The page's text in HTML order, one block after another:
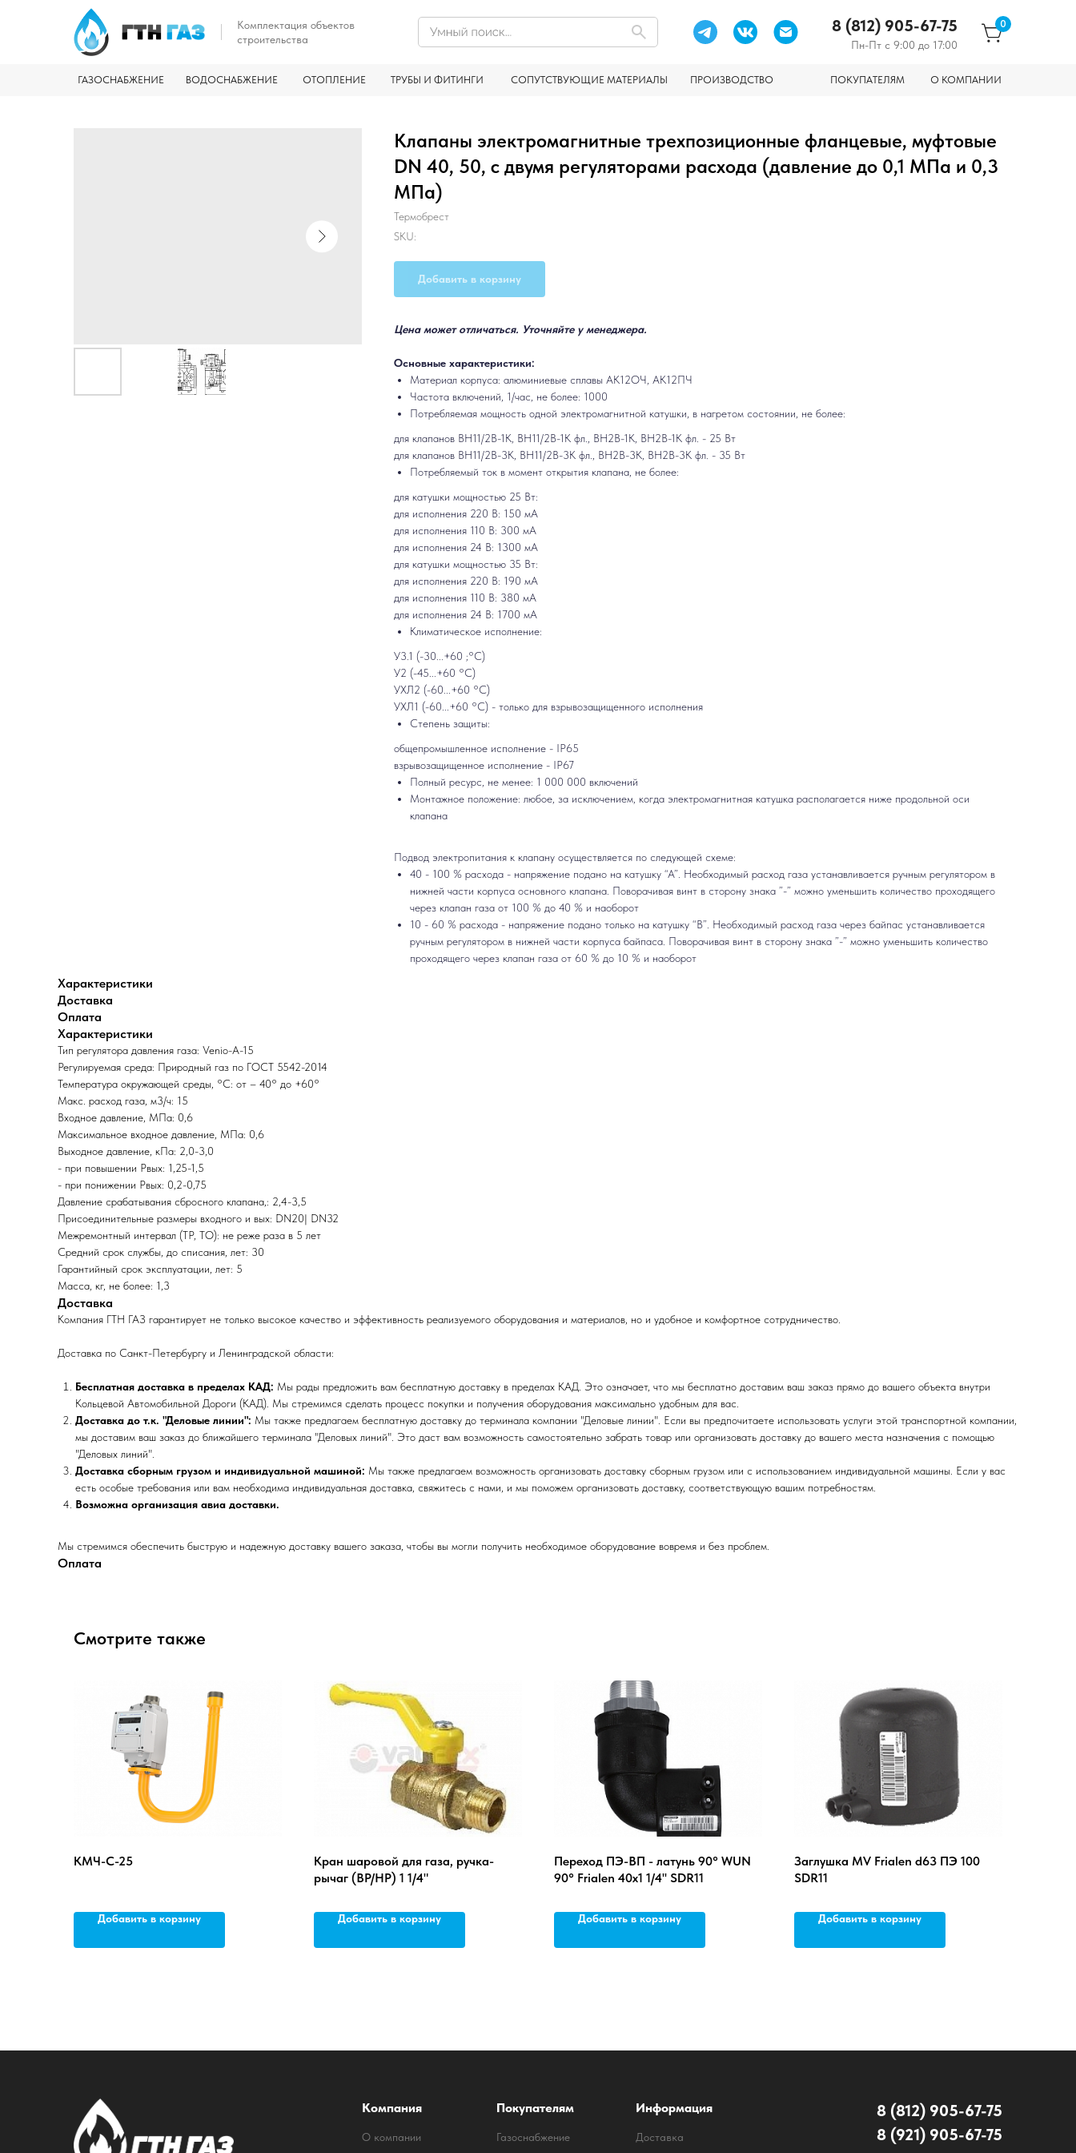
ГАЗОСНАБЖЕНИЕ
Комплектация объектов
строительства
ВОДОСНАБЖЕНИЕ ТРУБЫ И ФИТИНГИ
ОТОПЛЕНИЕ ПОКУПАТЕЛЯМ О КОМПАНИИ
8 (812) 905-67-75
Пн-Пт с 9:00 до 17:00
СОПУТСТВУЮЩИЕ МАТЕРИАЛЫ
0
ПРОИЗВОДСТВО
Клапаны электромагнитные трехпозиционные фланцевые, муфтовые
DN 40, 50, с двумя регуляторами расхода (давление до 0,1 МПа и 0,3
МПа)
Термобрест
SKU:
Добавить в корзину
Цена может отличаться. Уточняйте у менеджера.
Основные характеристики:
Материал корпуса: алюминиевые сплавы АК12ОЧ, АК12ПЧ
Частота включений, 1/час, не более: 1000
Потребляемая мощность одной электромагнитной катушки, в нагретом состоянии, не более:
для клапанов ВН11/2В-1К, ВН11/2В-1К фл., ВН2В-1К, ВН2В-1К фл. - 25 Вт
для клапанов ВН11/2В-3К, ВН11/2В-3К фл., ВН2В-3К, ВН2В-3К фл. - 35 Вт
Потребляемый ток в момент открытия клапана, не более:
для катушки мощностью 25 Вт:
для исполнения 220 В: 150 мА
для исполнения 110 В: 300 мА
для исполнения 24 В: 1300 мА
для катушки мощностью 35 Вт:
для исполнения 220 В: 190 мА
для исполнения 110 В: 380 мА
для исполнения 24 В: 1700 мА
Климатическое исполнение:
У3.1 (-30...+60 ;°С)
У2 (-45...+60 °С)
УХЛ2 (-60...+60 °С)
УХЛ1 (-60...+60 °С) - только для взрывозащищенного исполнения
Степень защиты:
общепромышленное исполнение - IP65
взрывозащищенное исполнение - IP67
Полный ресурс, не менее: 1 000 000 включений
Монтажное положение: любое, за исключением, когда электромагнитная катушка располагается ниже продольной оси
клапана
Подвод электропитания к клапану осуществляется по следующей схеме:
40 - 100 % расхода - напряжение подано на катушку “А”. Необходимый расход газа устанавливается ручным регулятором в
нижней части корпуса основного клапана. Поворачивая винт в сторону знака ”-” можно уменьшить количество проходящего
через клапан газа от 100 % до 40 % и наоборот
10 - 60 % расхода - напряжение подано только на катушку “В”. Необходимый расход газа через байпас устанавливается
ручным регулятором в нижней части корпуса байпаса. Поворачивая винт в сторону знака ”-” можно уменьшить количество
проходящего через клапан газа от 60 % до 10 % и наоборот
Характеристики
Доставка
Оплата
Характеристики
Тип регулятора давления газа: Venio-A-15
Регулируемая среда: Природный газ по ГОСТ 5542-2014
Температура окружающей среды, °C: от – 40° до +60°
Макс. расход газа, м3/ч: 15
Входное давление, МПа: 0,6
Максимальное входное давление, МПа: 0,6
Выходное давление, кПа: 2,0-3,0
- при повышении Рвых: 1,25-1,5
- при понижении Рвых: 0,2-0,75
Давление срабатывания сбросного клапана,: 2,4-3,5
Присоединительные размеры входного и вых: DN20| DN32
Межремонтный интервал (ТР, ТО): не реже раза в 5 лет
Средний срок службы, до списания, лет: 30
Гарантийный срок эксплуатации, лет: 5
Масса, кг, не более: 1,3
Доставка
Компания ГТН ГАЗ гарантирует не только высокое качество и эффективность реализуемого оборудования и материалов, но и удобное и комфортное сотрудничество.
Доставка по Санкт-Петербургу и Ленинградской области:
Бесплатная доставка в пределах КАД: Мы рады предложить вам бесплатную доставку в пределах КАД. Это означает, что мы бесплатно доставим ваш заказ прямо до вашего объекта внутри
Кольцевой Автомобильной Дороги (КАД). Мы стремимся сделать процесс покупки и получения оборудования максимально удобным для вас.
Доставка до т.к. "Деловые линии": Мы также предлагаем бесплатную доставку до терминала компании "Деловые линии". Если вы предпочитаете использовать услуги этой транспортной компании,
мы доставим ваш заказ до ближайшего терминала "Деловых линий". Это даст вам возможность самостоятельно забрать товар или организовать доставку до вашего места назначения с помощью
"Деловых линий".
Доставка сборным грузом и индивидуальной машиной: Мы также предлагаем возможность организовать доставку сборным грузом или с использованием индивидуальной машины. Если у вас
есть особые требования или вам необходима индивидуальная доставка, свяжитесь с нами, и мы поможем организовать доставку, соответствующую вашим потребностям.
Возможна организация авиа доставки.
Мы стремимся обеспечить быструю и надежную доставку вашего заказа, чтобы вы могли получить необходимое оборудование вовремя и без проблем.
Оплата
Смотрите также
КМЧ-С-25
Добавить в корзину
Кран шаровой для газа, ручка-
рычаг (ВР/НР) 1 1/4"
Добавить в корзину
Переход ПЭ-ВП - латунь 90° WUN
90° Frialen 40x1 1/4'' SDR11
Добавить в корзину
Заглушка MV Frialen d63 ПЭ 100
SDR11
Добавить в корзину
8 (812) 905-67-75
8 (921) 905-67-75
Компания
О компании
Информация
Доставка
Покупателям
Газоснабжение